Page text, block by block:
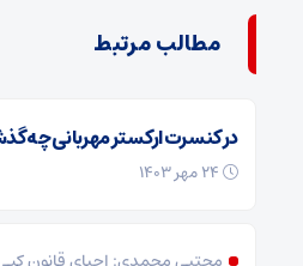
مطالب مرتبط
در کنسرت ارکستر مهربانی چه